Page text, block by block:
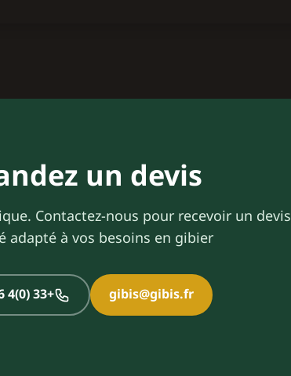
un devis
Contactez-nous pour recevoir un devis
adapté à vos besoins en gibier.
gibis@gibis.fr
+33 (0)4 76 38 31 01